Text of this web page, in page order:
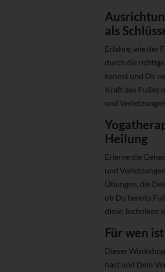
als
Erfahre, wie der
durch die
kannst und Dir
Kraft des Fußes
und
Heilung
Erlerne die
und
Übungen, die
ob Du bereits
diese Techniken
Für wen
Dieser
hast und Dein